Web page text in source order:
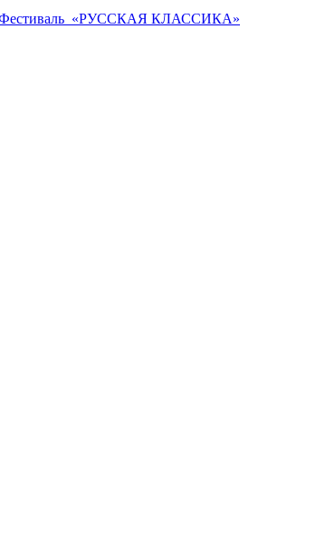
«РУССКАЯ КЛАССИКА»